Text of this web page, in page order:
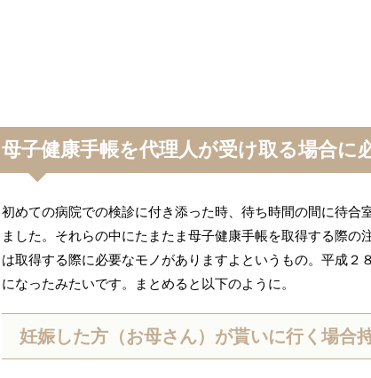
母子健康手帳を代理人が受け取る場合に
初めての病院での検診に付き添った時、待ち時間の間に待合
ました。それらの中にたまたま母子健康手帳を取得する際の
は取得する際に必要なモノがありますよというもの。平成２
になったみたいです。まとめると以下のように。
妊娠した方（お母さん）が貰いに行く場合